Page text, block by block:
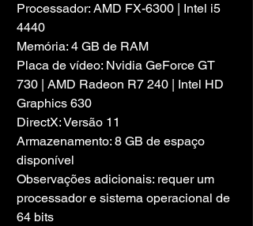
Processador: AMD FX-6300 | Intel i5
4440
Memória: 4 GB de RAM
Placa de vídeo: Nvidia GeForce GT
730 | AMD Radeon R7 240 | Intel HD
Graphics 630
DirectX: Versão 11
Armazenamento: 8 GB de espaço
disponível
Observações adicionais: requer um
processador e sistema operacional de
64 bits